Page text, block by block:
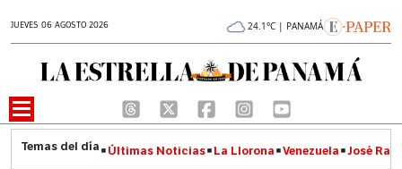
JUEVES 06 AGOSTO 2026 24.1°C | PANAMÁ
Últimas Noticias La Llorona Venezuela José